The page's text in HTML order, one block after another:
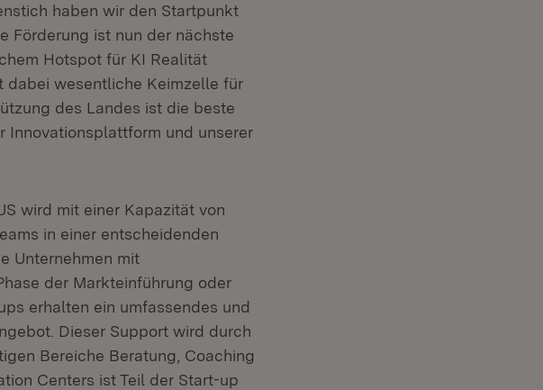
haben wir den Startpunkt
Förderung ist nun der nächste
Hotspot für KI Realität
dabei wesentliche Keimzelle für
des Landes ist die beste
Innovationsplattform und unserer
wird mit einer Kapazität von
in einer entscheidenden
Unternehmen mit
der Markteinführung oder
erhalten ein umfassendes und
Dieser Support wird durch
Bereiche Beratung, Coaching
Centers ist Teil der Start-up